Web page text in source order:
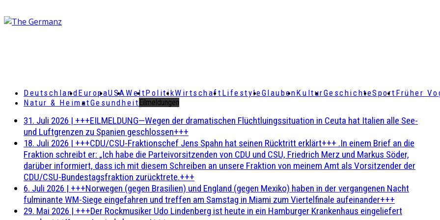
DeutschlandEuropaUSAWeltPolitikWirtschaft LifestyleGlaubenKulturGeschichteSport Früher
Natur & HeimatGesundheit Eilmeldungen
31. Juli 2026 | +++EILMELDUNG—Wegen der dramatischen Flüchtluingssituation in Ceuta hat Italien alle See-
und Luftgrenzen zu Spanien geschlossen+++
18. Juli 2026 | +++CDU/CSU-Fraktionschef Jens Spahn hat seinen Rücktritt erklärt+++ .In einem Brief an die
Fraktion schreibt er: „Ich habe die Parteivorsitzenden von CDU und CSU, Friedrich Merz und Markus Söder,
darüber informiert, dass ich mit diesem Schreiben an unsere Fraktion von meinem Amt als Vorsitzender der
CDU/CSU-Bundestagsfraktion zurücktrete.+++
6. Juli 2026 | +++Norwegen (gegen Brasilien) und England (gegen Mexiko) haben in der vergangenen Nacht
fulminante WM-Siege eingefahren und treffen am Samstag in Miami zum Viertelfinale aufeinander+++
29. Mai 2026 | +++Der Rockmusiker Udo Lindenberg ist heute in ein Hamburger Krankenhaus eingeliefert